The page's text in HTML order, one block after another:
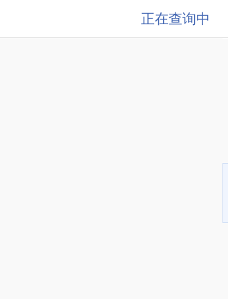
正在查询中